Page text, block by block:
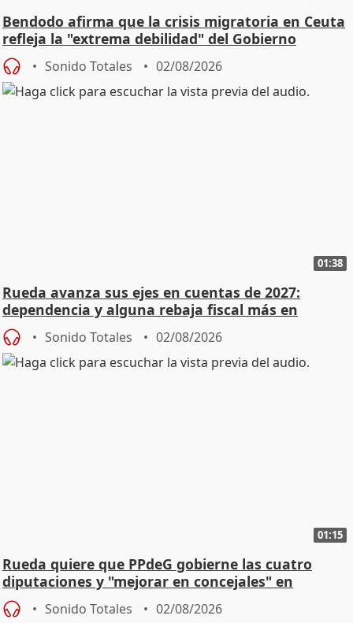
Bendodo afirma que la crisis migratoria en Ceuta
refleja la "extrema debilidad" del Gobierno
Sonido Totales 02/08/2026
01:38
Rueda avanza sus ejes en cuentas de 2027:
dependencia y alguna rebaja fiscal más en
vivienda
Sonido Totales 02/08/2026
01:15
Rueda quiere que PPdeG gobierne las cuatro
diputaciones y "mejorar en concejales" en
ciudades
Sonido Totales 02/08/2026